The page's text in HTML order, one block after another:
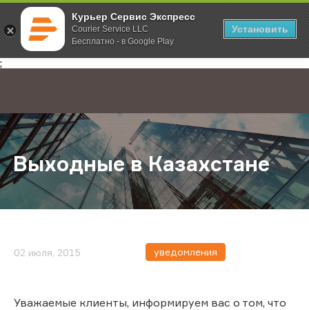
Курьер Сервис Экспресс
Courier Service LLC
Бесплатно - в Google Play
Установить
;
Главная О компании Новости Выходные в Казахстане
Выходные в Казахстане
02 июля, 2015 уведомления
Уважаемые клиенты, информируем вас о том, что